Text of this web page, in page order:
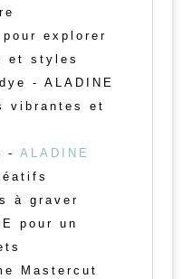
explorer
et styles
- ALADINE
vibrantes et
- ALADINE
à graver
pour un
Mastercut